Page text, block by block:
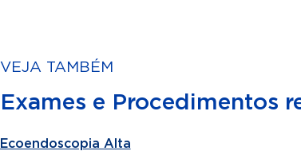
VEJA TAMBÉM
Exames e Procedimentos
Ecoendoscopia Alta